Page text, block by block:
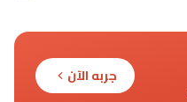
جربه الآن